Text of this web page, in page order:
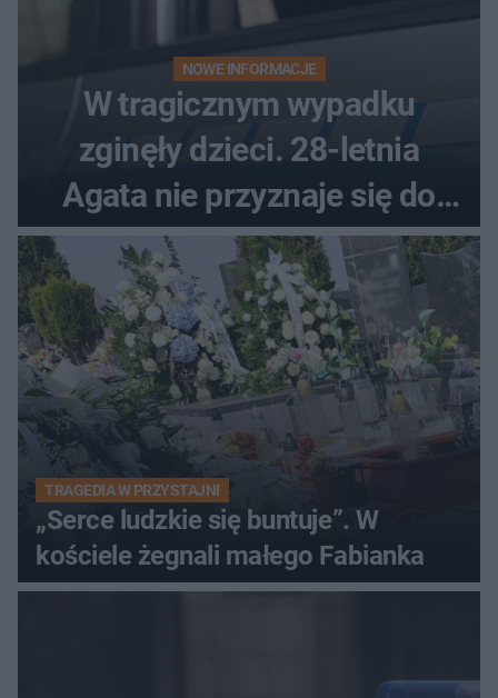
NOWE INFORMACJE
W tragicznym wypadku
zginęły dzieci. 28-letnia
Agata nie przyznaje się do
winy
TRAGEDIA W PRZYSTAJNI
„Serce ludzkie się buntuje”. W
kościele żegnali małego Fabianka